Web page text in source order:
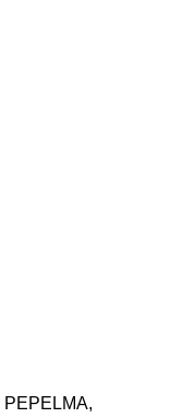
PEPELMA,